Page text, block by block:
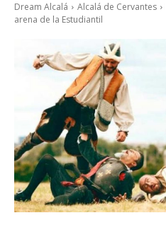
Dream Alcalá Alcalá de Cervantes
arena de la Estudiantil